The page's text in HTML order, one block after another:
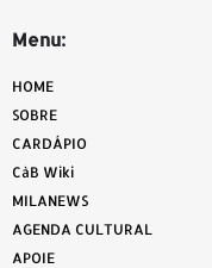
Menu:
HOME
SOBRE
CARDÁPIO
CàB Wiki
MILANEWS
AGENDA CULTURAL
APOIE